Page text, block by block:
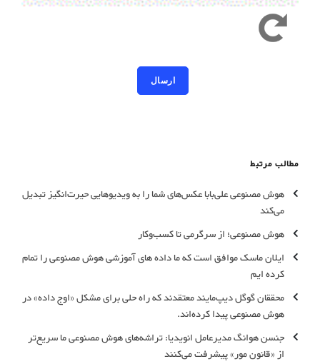
مطالب مرتبط
هوش مصنوعی علی‌بابا عکس‌های شما را به ویدیوهایی حیرت‌انگیز تبدیل
می‌کند
هوش مصنوعی؛ از سرگرمی تا کسب‌وکار
ایلان ماسک موافق است که ما داده های آموزشی هوش مصنوعی را تمام
کرده ایم
محققان گوگل دیپ‌مایند معتقدند که راه حلی برای مشکل «اوج داده» در
هوش مصنوعی پیدا کرده‌اند.
جنسن هوانگ مدیرعامل انویدیا: تراشه‌های هوش مصنوعی ما سریع‌تر
از «قانون مور» پیشرفت می‌کنند